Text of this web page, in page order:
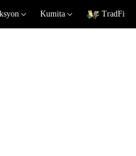
Kumita TradFi